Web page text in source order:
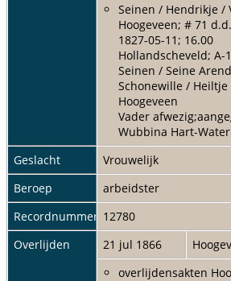
Seinen / Hendrikje /
Hoogeveen; # 71
1827-05-11; 16.00
Hollandscheveld; A-
Seinen / Seine
Schonewille /
Hoogeveen
Vader
Wubbina Hart-
Geslacht
Vrouwelijk
Beroep
arbeidster
Recordnummer 12780
Overlijden
21 jul 1866
overlijdensakten